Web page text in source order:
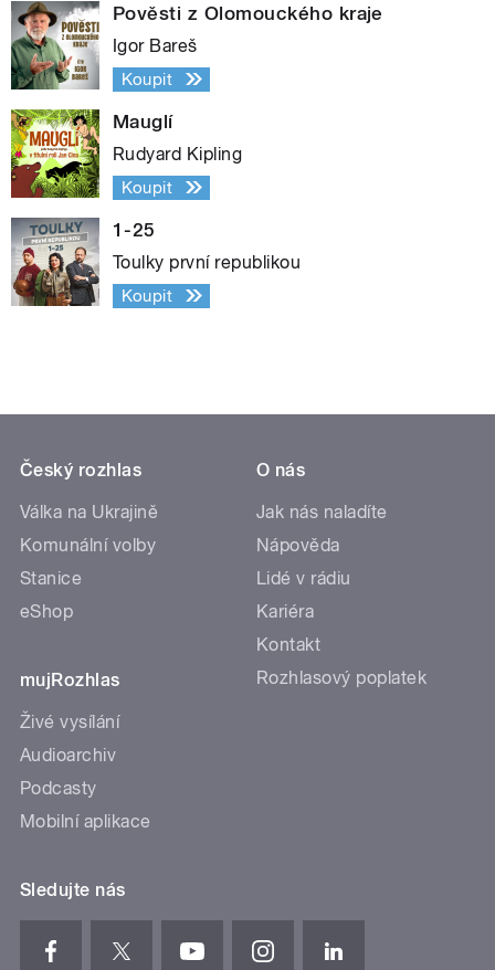
Pověsti z Olomouckého kraje
Igor Bareš
Koupit
Mauglí
Rudyard Kipling
Koupit
1-25
Toulky první republikou
Koupit
Český rozhlas
Válka na Ukrajině
Komunální volby
Stanice
eShop
mujRozhlas
Živé vysílání
Audioarchiv
Podcasty
Mobilní aplikace
O nás
Jak nás naladíte
Nápověda
Lidé v rádiu
Kariéra
Kontakt
Rozhlasový poplatek
Sledujte nás